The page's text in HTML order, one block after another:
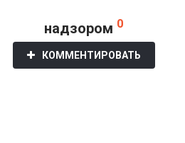
надзором 0
КОММЕНТИРОВАТЬ